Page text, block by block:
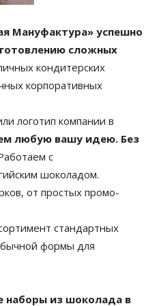
Мануфактура» успешно
сложных
кондитерских
корпоративных
логотип компании в
любую вашу идею. Без
с
шоколадом.
от простых промо-
стандартных
формы для
наборы из шоколада в